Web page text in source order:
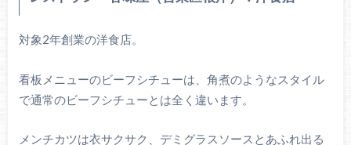
対象2年創業の洋食店。
看板メニューのビーフシチューは、角煮のようなスタイル
で通常のビーフシチューとは全く違います。
メンチカツは衣サクサク、デミグラスソースとあふれ出る